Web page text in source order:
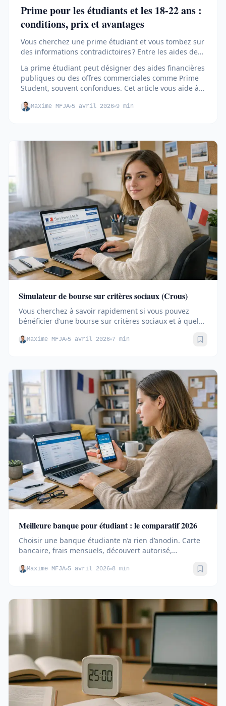
Prime pour les étudiants et les 18-22 ans :
conditions, prix et avantages
Vous cherchez une prime étudiant et vous tombez sur
des informations contradictoires ? Entre les aides de
La prime étudiant peut désigner des aides financières
publiques ou des offres commerciales comme Prime
Student, souvent confondues. Cet article vous aide à
correspond vraiment à votre situation…
Maxime MFJA 5 avril 2026 9 min
Simulateur de bourse sur critères sociaux (Crous)
Vous cherchez à savoir rapidement si vous pouvez
bénéficier d’une bourse sur critères sociaux et à quel
Maxime MFJA 5 avril 2026 7 min
Meilleure banque pour étudiant : le comparatif 2026
Choisir une banque étudiante n’a rien d’anodin. Carte
bancaire, frais mensuels, découvert autorisé,
Maxime MFJA 5 avril 2026 8 min